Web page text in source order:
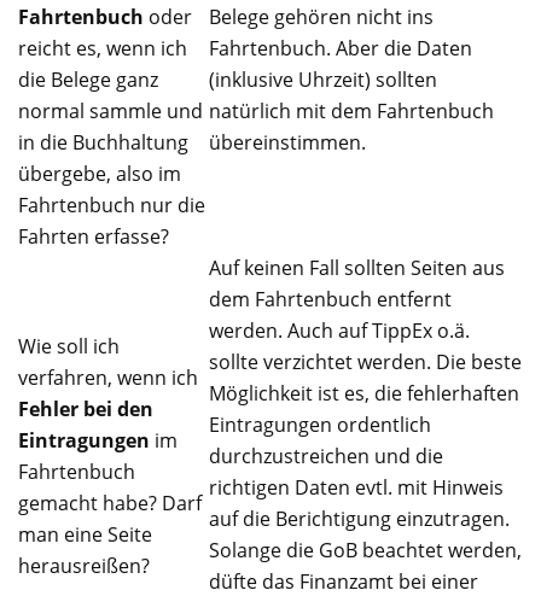
Fahrtenbuch oder
reicht es, wenn ich
die Belege ganz
normal sammle und
in die Buchhaltung
übergebe, also im
Fahrtenbuch nur die
Fahrten erfasse?
Belege gehören nicht ins
Fahrtenbuch. Aber die Daten
(inklusive Uhrzeit) sollten
natürlich mit dem Fahrtenbuch
übereinstimmen.
Wie soll ich
verfahren, wenn ich
Fehler bei den
Eintragungen im
Fahrtenbuch
gemacht habe? Darf
man eine Seite
herausreißen?
Auf keinen Fall sollten Seiten aus
dem Fahrtenbuch entfernt
werden. Auch auf TippEx o.ä.
sollte verzichtet werden. Die beste
Möglichkeit ist es, die fehlerhaften
Eintragungen ordentlich
durchzustreichen und die
richtigen Daten evtl. mit Hinweis
auf die Berichtigung einzutragen.
Solange die GoB beachtet werden,
düfte das Finanzamt bei einer